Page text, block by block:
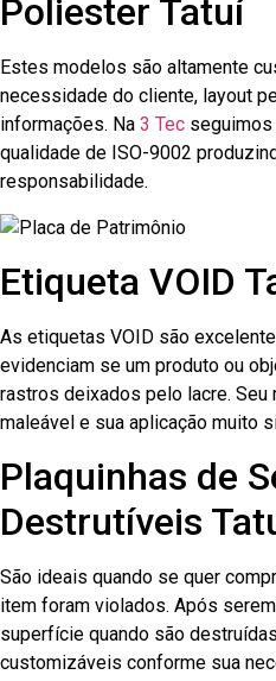
Poliester Tatuí
Estes modelos são altamente
necessidade do cliente, layout
informações. Na 3 Tec
qualidade de ISO-9002
responsabilidade.
Etiqueta VOID
As etiquetas VOID são
evidenciam se um produto ou
rastros deixados pelo lacre. Seu
maleável e sua aplicação muito
Plaquinhas de
Destrutíveis
São ideais quando se quer
item foram violados. Após
superfície quando são
customizáveis conforme sua